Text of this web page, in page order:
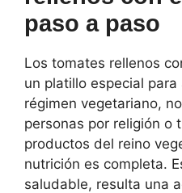
paso a paso
Los tomates rellenos
un platillo especial
régimen vegetariano,
personas por religión o
productos del reino
nutrición es completa.
saludable, resulta una